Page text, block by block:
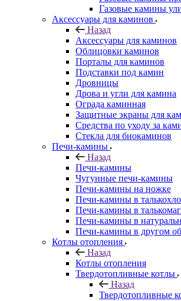
Газовые камины
Аксессуары для каминов
Назад
Аксессуары для каминов
Облицовки каминов
Порталы для каминов
Подставки под камин
Дровницы
Дрова и угли для камина
Ограда каминная
Защитные экраны для
Средства по уходу за
Стекла для биокаминов
Печи-камины
Назад
Печи-камины
Чугунные печи-камины
Печи-камины на ножке
Печи-камины в
Печи-камины в
Печи-камины в
Печи-камины в другом
Котлы отопления
Назад
Котлы отопления
Твердотопливные котлы
Назад
Твердотопливные